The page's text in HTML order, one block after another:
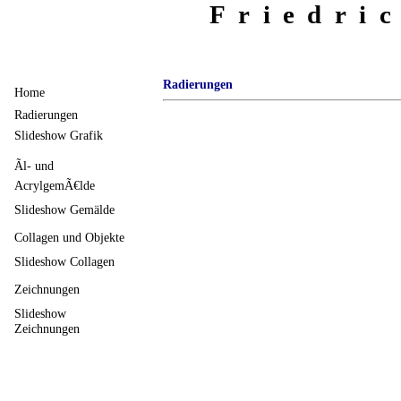
Radierungen
Home
Radierungen
Slideshow Grafik
Ãl- und
AcrylgemÃ€lde
Slideshow Gemälde
Collagen und Objekte
Slideshow Collagen
Zeichnungen
Slideshow
Zeichnungen